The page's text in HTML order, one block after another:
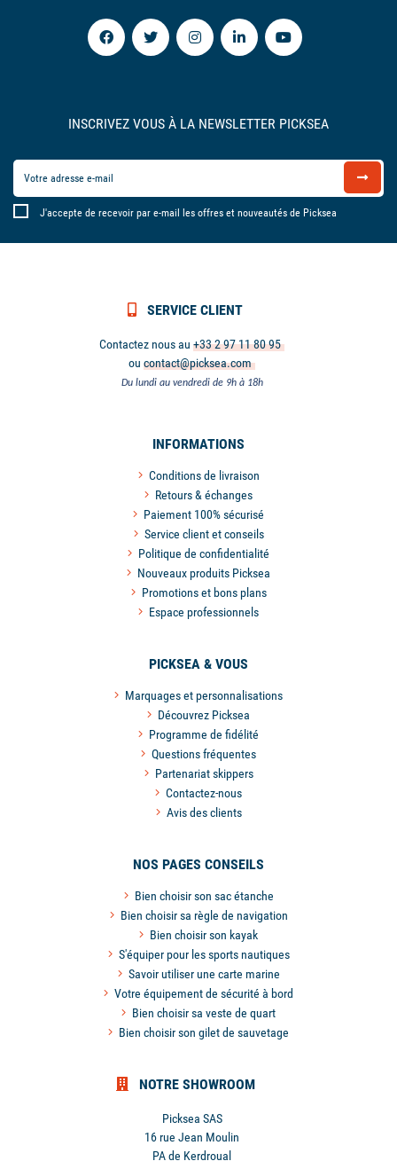
INSCRIVEZ VOUS À LA NEWSLETTER PICKSEA
J'accepte de recevoir par e-mail les offres et nouveautés de Picksea
SERVICE CLIENT
Contactez nous au +33 2 97 11 80 95
ou contact@picksea.com
Du lundi au vendredi de 9h à 18h
INFORMATIONS
Conditions de livraison
Retours & échanges
Paiement 100% sécurisé
Service client et conseils
Politique de confidentialité
Nouveaux produits Picksea
Promotions et bons plans
Espace professionnels
PICKSEA & VOUS
Marquages et personnalisations
Découvrez Picksea
Programme de fidélité
Questions fréquentes
Partenariat skippers
Contactez-nous
Avis des clients
NOS PAGES CONSEILS
Bien choisir son sac étanche
Bien choisir sa règle de navigation
Bien choisir son kayak
S'équiper pour les sports nautiques
Savoir utiliser une carte marine
Votre équipement de sécurité à bord
Bien choisir sa veste de quart
Bien choisir son gilet de sauvetage
NOTRE SHOWROOM
Picksea SAS
16 rue Jean Moulin
PA de Kerdroual